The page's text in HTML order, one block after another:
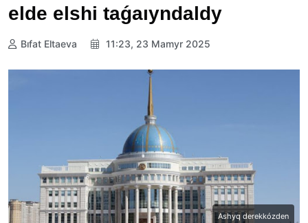
elde elshi taǵaıyndaldy
Bıfat Eltaeva 11:23, 23 Mamyr 2025
Ashyq derekkózden